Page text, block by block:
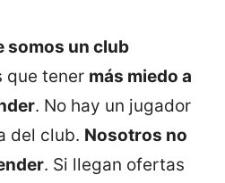
somos un club
que tener más miedo a
. No hay un jugador
del club. Nosotros no
. Si llegan ofertas